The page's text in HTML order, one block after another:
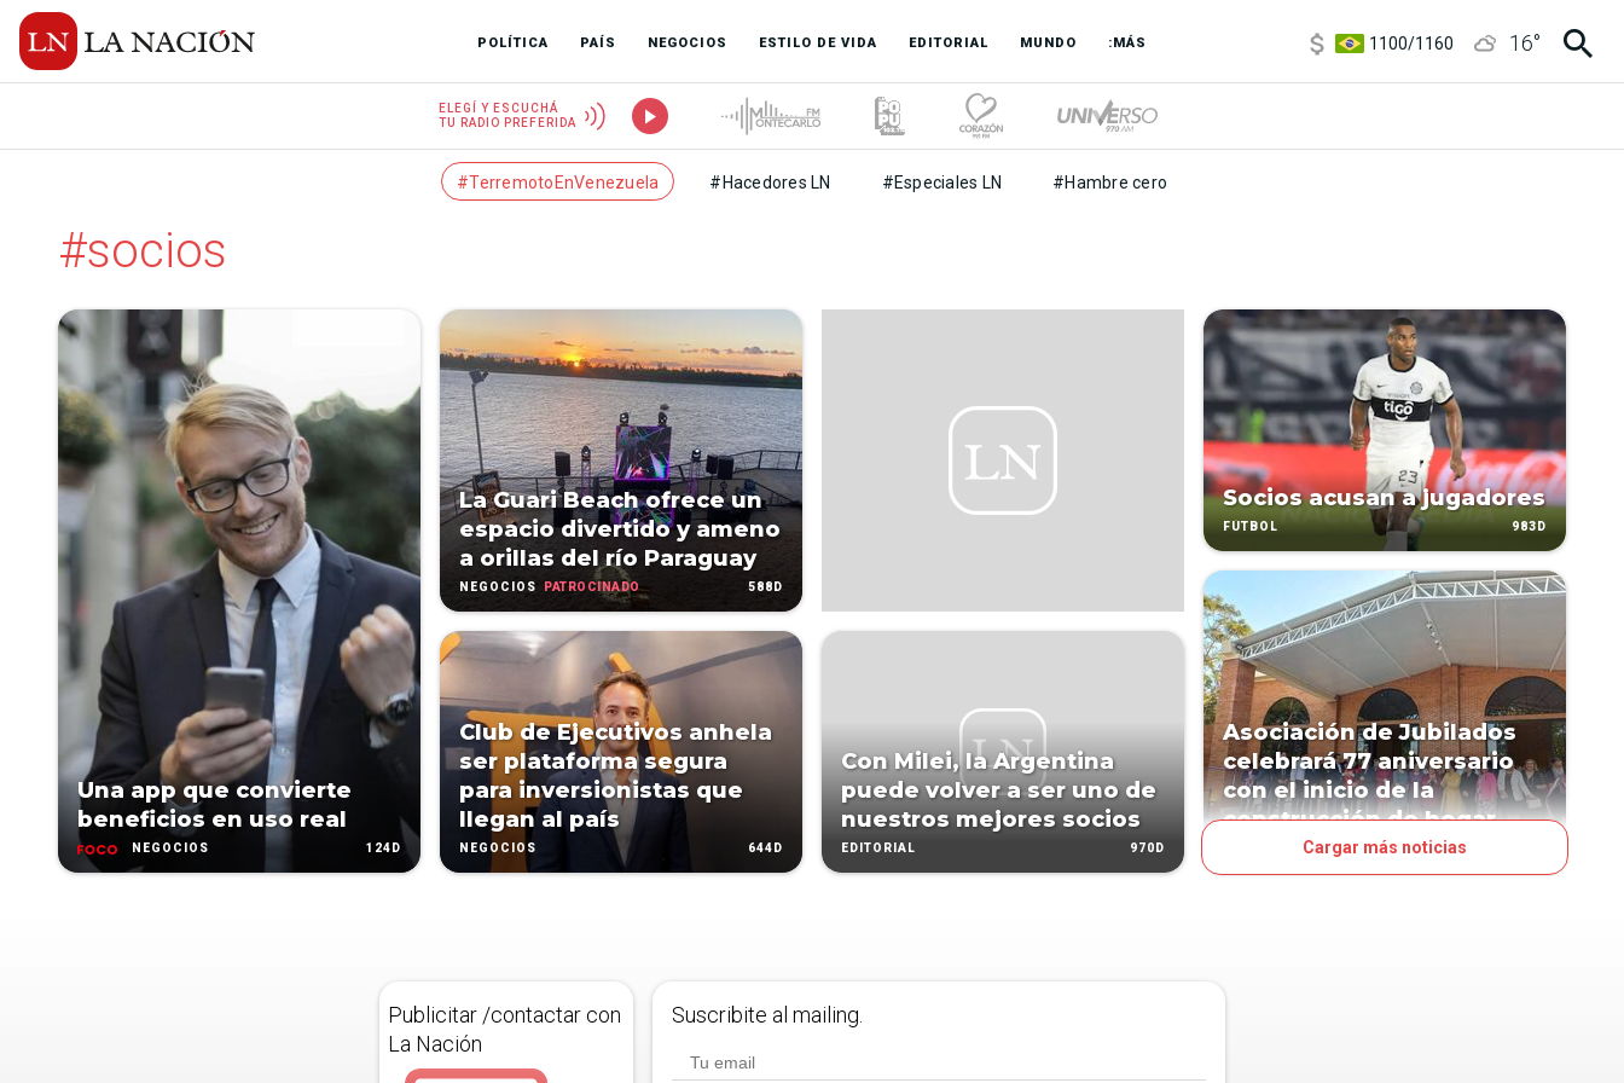
POLÍTICA PAÍS NEGOCIOS ESTILO DE VIDA EDITORIAL MUNDO :MÁS
1100/1160
16°
ELEGÍ Y ESCUCHÁ
TU RADIO PREFERIDA
#TerremotoEnVenezuela #Hacedores LN #Especiales LN #Hambre cero
#socios
Una app que convierte
beneficios en uso real
NEGOCIOS 124D
La Guari Beach ofrece un
espacio divertido y ameno
a orillas del río Paraguay
NEGOCIOS PATROCINADO 588D
Club de Ejecutivos anhela
ser plataforma segura
para inversionistas que
llegan al país
NEGOCIOS 644D
Con Milei, la Argentina
puede volver a ser uno de
nuestros mejores socios
EDITORIAL 970D
Socios acusan a jugadores
FÚTBOL 983D
Asociación de Jubilados
celebrará 77 aniversario
con el inicio de la
construcción de hogar
Cargar más noticias
Publicitar /contactar con
La Nación
Suscribite al mailing.